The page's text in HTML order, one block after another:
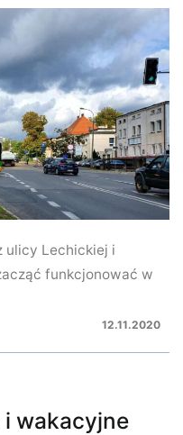
ulicy Lechickiej i
funkcjonować w
12.11.2020
i wakacyjne